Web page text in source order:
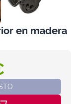
en madera